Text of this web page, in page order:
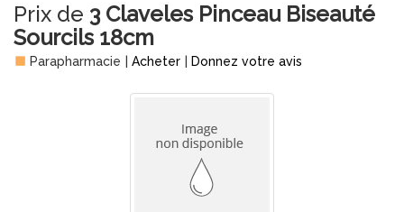
Prix de 3 Claveles Pinceau Biseauté
Sourcils 18cm
Parapharmacie Acheter Donnez votre avis